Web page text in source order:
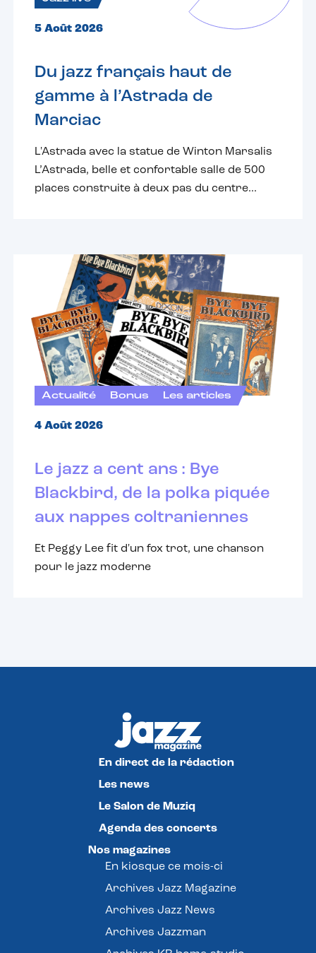
5 Août 2026
Du jazz français haut de
gamme à l’Astrada de
Marciac
L'Astrada avec la statue de Winton Marsalis
L’Astrada, belle et confortable salle de 500
places construite à deux pas du centre...
Actualité Bonus Les articles
4 Août 2026
Le jazz a cent ans : Bye
Blackbird, de la polka piquée
aux nappes coltraniennes
Et Peggy Lee fit d'un fox trot, une chanson
pour le jazz moderne
En direct de la rédaction
Les news
Le Salon de Muziq
Agenda des concerts
Nos magazines
En kiosque ce mois-ci
Archives Jazz Magazine
Archives Jazz News
Archives Jazzman